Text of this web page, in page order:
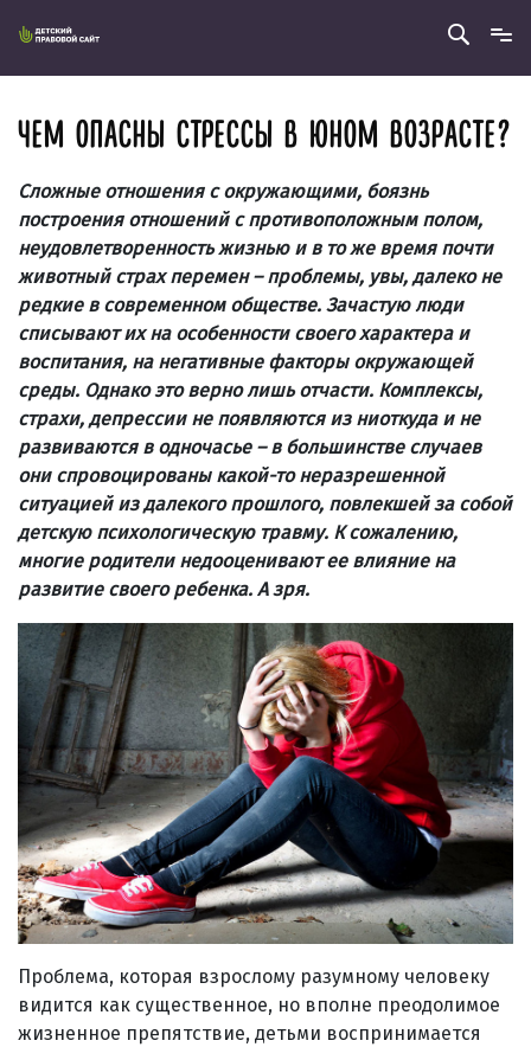
ЧЕМ ОПАСНЫ СТРЕССЫ В ЮНОМ ВОЗРАСТЕ?
Сложные отношения с окружающими, боязнь
построения отношений с противоположным полом,
неудовлетворенность жизнью и в то же время почти
животный страх перемен – проблемы, увы, далеко не
редкие в современном обществе. Зачастую люди
списывают их на особенности своего характера и
воспитания, на негативные факторы окружающей
среды. Однако это верно лишь отчасти. Комплексы,
страхи, депрессии не появляются из ниоткуда и не
развиваются в одночасье – в большинстве случаев
они спровоцированы какой-то неразрешенной
ситуацией из далекого прошлого, повлекшей за собой
детскую психологическую травму. К сожалению,
многие родители недооценивают ее влияние на
развитие своего ребенка. А зря.
Проблема, которая взрослому ра­зумному человеку
видится как существенное, но вполне преодолимое
жизненное препятствие, детьми воспринимается